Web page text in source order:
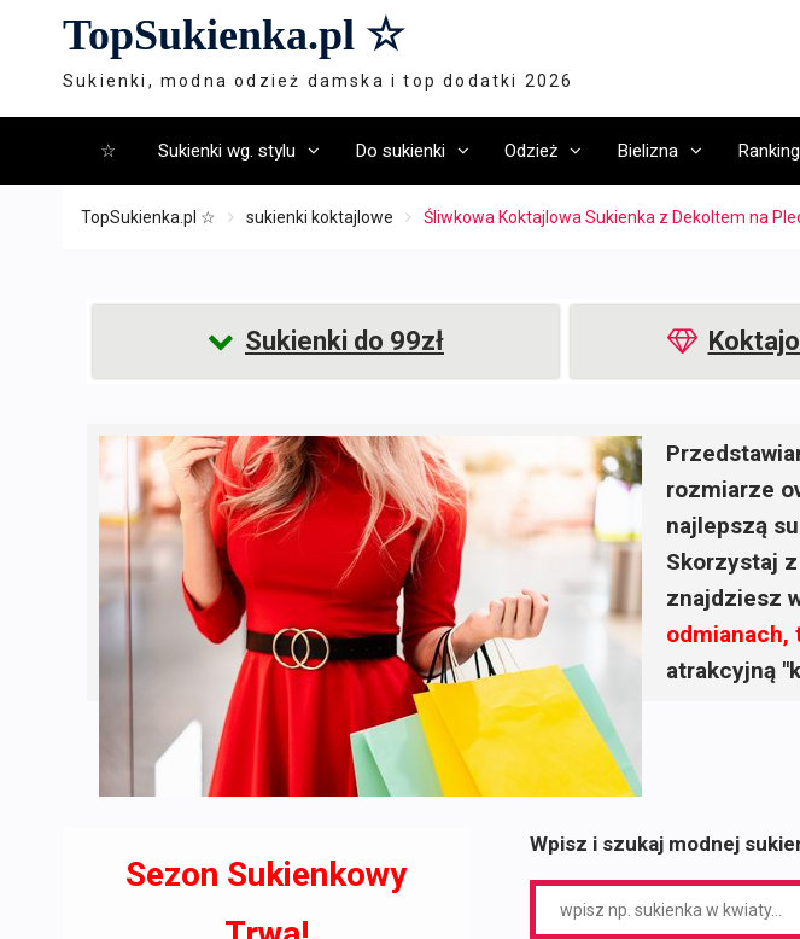
TopSukienka.pl ☆
Sukienki, modna odzież damska i top dodatki 2026
☆ Sukienki wg. stylu Do sukienki Odzież Bielizna
TopSukienka.pl ☆ sukienki koktajlowe Śliwkowa Koktajlowa Sukienka z Dekoltem na
Sukienki do 99zł
rozmiarze
najlepszą
Skorzystaj
znajdziesz
odmianach,
atrakcyjną
Wpisz i szukaj modnej
Sezon Sukienkowy